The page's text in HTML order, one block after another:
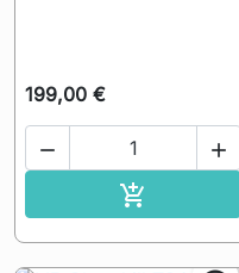
199,00 €
 
